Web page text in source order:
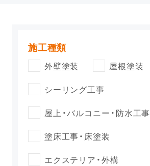
施工種類
外壁塗装
屋根塗装
シーリング工事
屋上・バルコニー・防水工事
塗床工事・床塗装
エクステリア・外構